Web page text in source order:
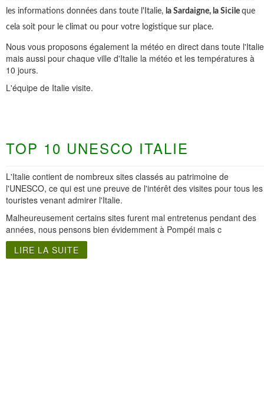
les informations données dans toute l'Italie, la Sardaigne, la Sicile que
cela soit pour le climat ou pour votre logistique sur place.
Nous vous proposons également la météo en direct dans toute l'Italie
mais aussi pour chaque ville d'Italie la météo et les températures à
10 jours.
L'équipe de Italie visite.
TOP 10 UNESCO ITALIE
L'Italie contient de nombreux sites classés au patrimoine de
l'UNESCO, ce qui est une preuve de l'intérêt des visites pour tous les
touristes venant admirer l'Italie.
Malheureusement certains sites furent mal entretenus pendant des
années, nous pensons bien évidemment à Pompéi mais c
LIRE LA SUITE